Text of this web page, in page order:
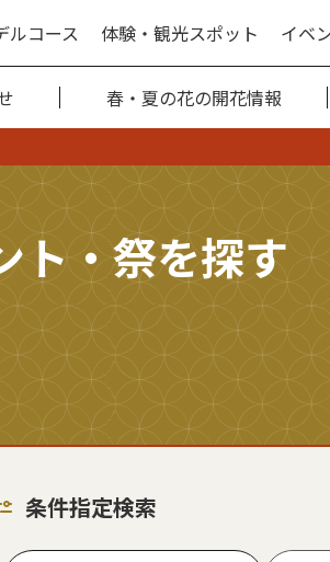
ルコース 体験・観光スポット イベ
春・夏の花の開花情報
ト・祭を探す
条件指定検索